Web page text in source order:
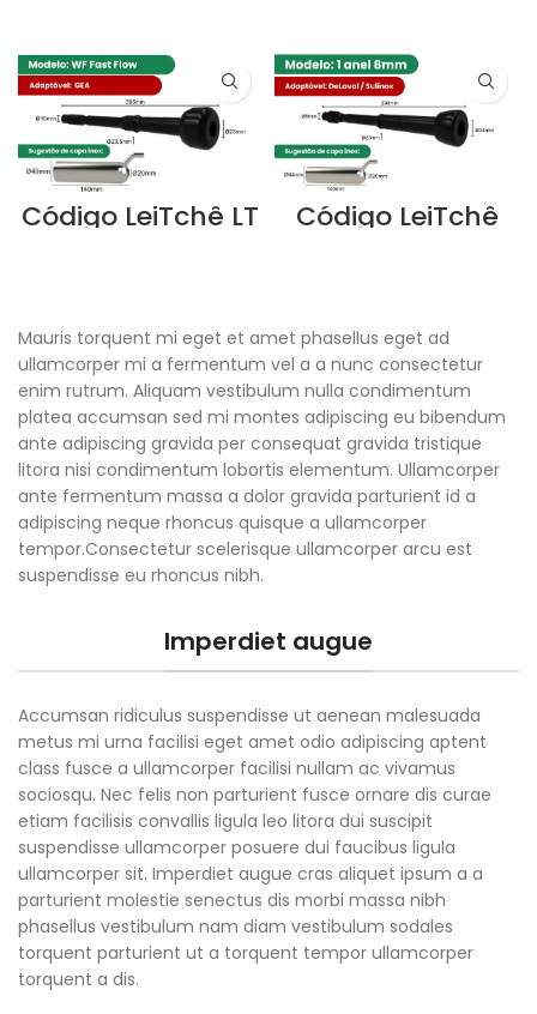
Código LeiTchê LT
023
Código LeiTchê
LT001
Mauris torquent mi eget et amet phasellus eget ad
ullamcorper mi a fermentum vel a a nunc consectetur
enim rutrum. Aliquam vestibulum nulla condimentum
platea accumsan sed mi montes adipiscing eu bibendum
ante adipiscing gravida per consequat gravida tristique
litora nisi condimentum lobortis elementum. Ullamcorper
ante fermentum massa a dolor gravida parturient id a
adipiscing neque rhoncus quisque a ullamcorper
tempor.Consectetur scelerisque ullamcorper arcu est
suspendisse eu rhoncus nibh.
Imperdiet augue
Accumsan ridiculus suspendisse ut aenean malesuada
metus mi urna facilisi eget amet odio adipiscing aptent
class fusce a ullamcorper facilisi nullam ac vivamus
sociosqu. Nec felis non parturient fusce ornare dis curae
etiam facilisis convallis ligula leo litora dui suscipit
suspendisse ullamcorper posuere dui faucibus ligula
ullamcorper sit. Imperdiet augue cras aliquet ipsum a a
parturient molestie senectus dis morbi massa nibh
phasellus vestibulum nam diam vestibulum sodales
torquent parturient ut a torquent tempor ullamcorper
torquent a dis.